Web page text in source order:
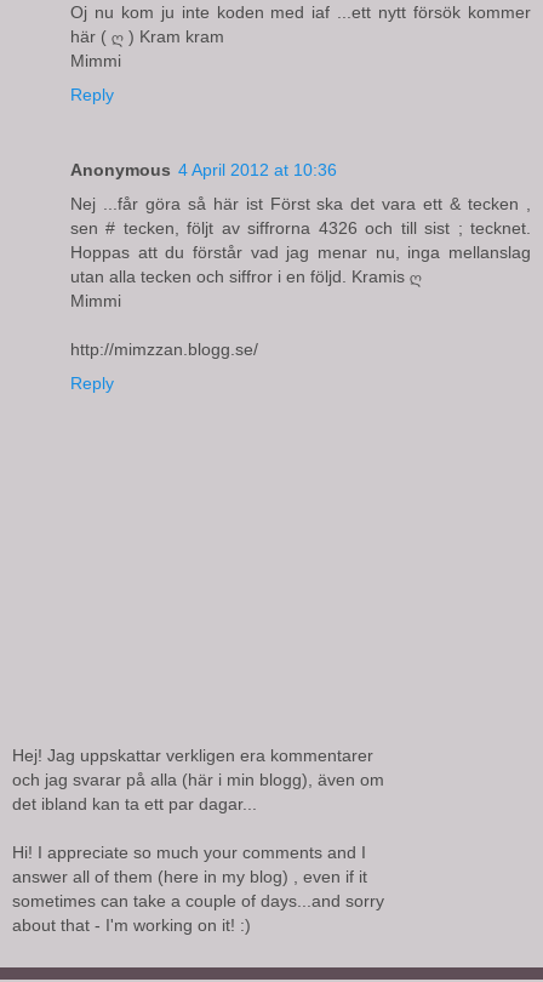
Oj nu kom ju inte koden med iaf ...ett nytt försök kommer
här ( ღ ) Kram kram
Mimmi
Reply
Anonymous 4 April 2012 at 10:36
Nej ...får göra så här ist Först ska det vara ett & tecken ,
sen # tecken, följt av siffrorna 4326 och till sist ; tecknet.
Hoppas att du förstår vad jag menar nu, inga mellanslag
utan alla tecken och siffror i en följd. Kramis ღ
Mimmi
http://mimzzan.blogg.se/
Reply
Hej! Jag uppskattar verkligen era kommentarer
och jag svarar på alla (här i min blogg), även om
det ibland kan ta ett par dagar...
Hi! I appreciate so much your comments and I
answer all of them (here in my blog) , even if it
sometimes can take a couple of days...and sorry
about that - I'm working on it! :)